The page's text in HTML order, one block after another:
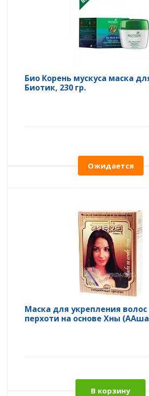
Био Корень мускуса маска
Биотик, 230 гр.
Ожидается
Маска для укрепления
перхоти на основе Хны
В корзину